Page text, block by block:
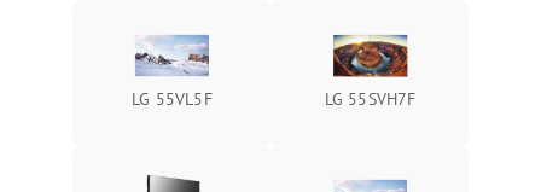
LG 55VL5F LG 55SVH7F